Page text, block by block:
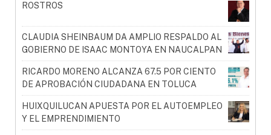
ROSTROS
CLAUDIA SHEINBAUM DA AMPLIO RESPALDO AL
GOBIERNO DE ISAAC MONTOYA EN NAUCALPAN
RICARDO MORENO ALCANZA 67.5 POR CIENTO
DE APROBACIÓN CIUDADANA EN TOLUCA
HUIXQUILUCAN APUESTA POR EL AUTOEMPLEO
Y EL EMPRENDIMIENTO